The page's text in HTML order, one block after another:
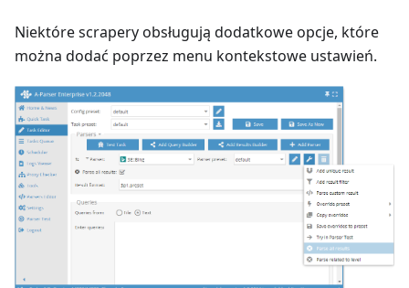
Niektóre scrapery obsługują dodatkowe opcje, które
można dodać poprzez menu kontekstowe ustawień.